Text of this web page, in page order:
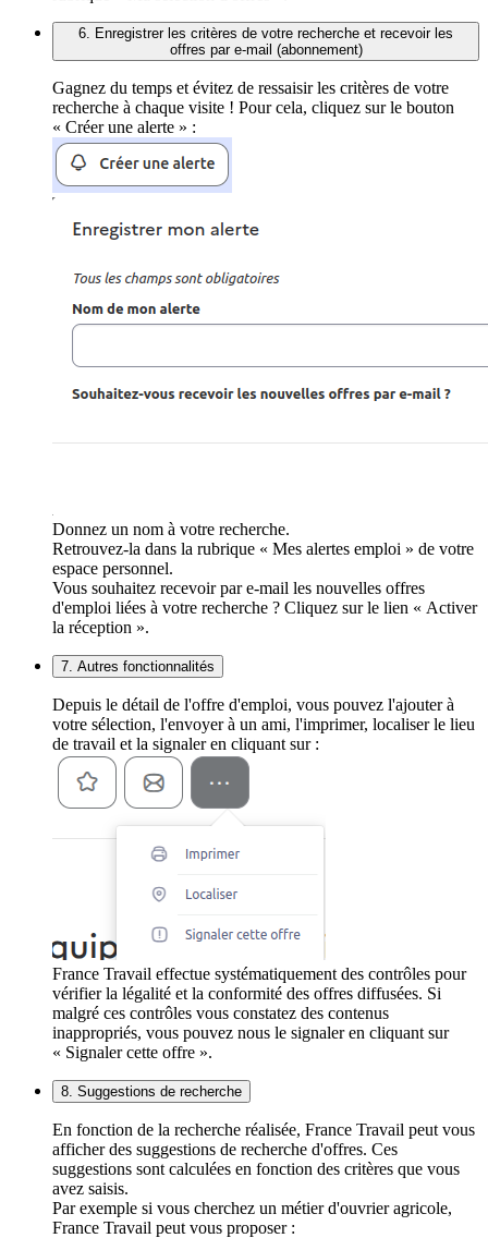
6. Enregistrer les critères de votre recherche et recevoir les
offres par e-mail (abonnement)
Gagnez du temps et évitez de ressaisir les critères de votre
recherche à chaque visite ! Pour cela, cliquez sur le bouton
« Créer une alerte » :
Donnez un nom à votre recherche.
Retrouvez-la dans la rubrique « Mes alertes emploi » de votre
espace personnel.
Vous souhaitez recevoir par e-mail les nouvelles offres
d'emploi liées à votre recherche ? Cliquez sur le lien « Activer
la réception ».
7. Autres fonctionnalités
Depuis le détail de l'offre d'emploi, vous pouvez l'ajouter à
votre sélection, l'envoyer à un ami, l'imprimer, localiser le lieu
de travail et la signaler en cliquant sur :
France Travail effectue systématiquement des contrôles pour
vérifier la légalité et la conformité des offres diffusées. Si
malgré ces contrôles vous constatez des contenus
inappropriés, vous pouvez nous le signaler en cliquant sur
« Signaler cette offre ».
8. Suggestions de recherche
En fonction de la recherche réalisée, France Travail peut vous
afficher des suggestions de recherche d'offres. Ces
suggestions sont calculées en fonction des critères que vous
avez saisis.
Par exemple si vous cherchez un métier d'ouvrier agricole,
France Travail peut vous proposer :